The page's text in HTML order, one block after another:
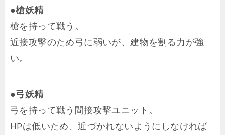
●槍妖精
槍を持って戦う。
近接攻撃のため弓に弱いが、建物を割る力が強
い。
●弓妖精
弓を持って戦う間接攻撃ユニット。
HPは低いため、近づかれないようにしなければ